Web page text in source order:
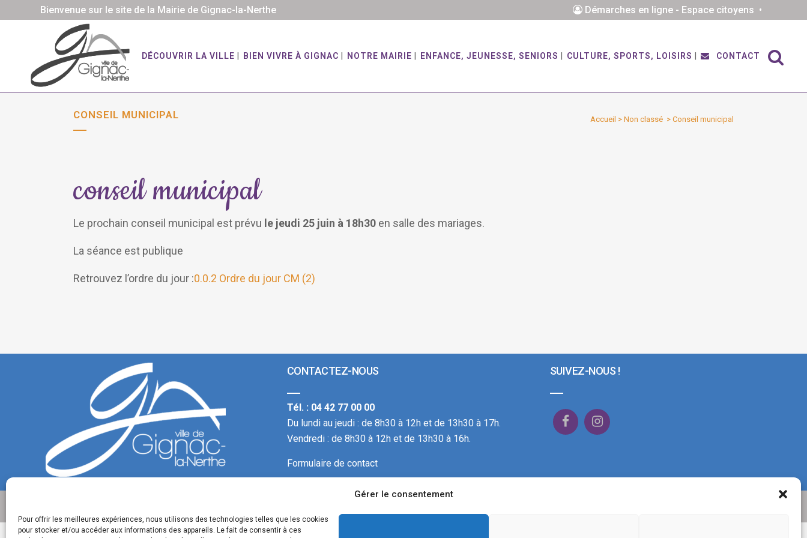
Gérer le consentement
Pour offrir les meilleures expériences, nous utilisons des technologies telles que les cookies
pour stocker et/ou accéder aux informations des appareils. Le fait de consentir à ces
Bienvenue sur le site de la Mairie de Gignac-la-Nerthe Démarches en ligne - Espace citoyens •
DÉCOUVRIR LA VILLE BIEN VIVRE À GIGNAC NOTRE MAIRIE ENFANCE, JEUNESSE, SENIORS CULTURE, SPORTS, LOISIRS CONTACT
CONSEIL MUNICIPAL Accueil > Non classé > Conseil municipal
conseil municipal
Le prochain conseil municipal est prévu le jeudi 25 juin à 18h30 en salle des mariages.
La séance est publique
Retrouvez l’ordre du jour :0.0.2 Ordre du jour CM (2)
CONTACTEZ-NOUS
Tél. : 04 42 77 00 00
Du lundi au jeudi : de 8h30 à 12h et de 13h30 à 17h.
Vendredi : de 8h30 à 12h et de 13h30 à 16h.
Formulaire de contact
SUIVEZ-NOUS !